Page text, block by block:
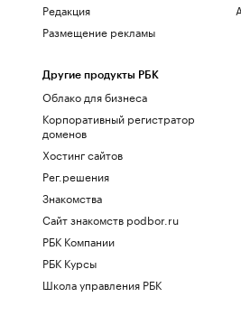
Редакция
Размещение рекламы
Другие продукты РБК
Облако для бизнеса
Корпоративный регистратор
доменов
Хостинг сайтов
Рег.решения
Знакомства
Сайт знакомств podbor.ru
РБК Компании
РБК Курсы
Школа управления РБК